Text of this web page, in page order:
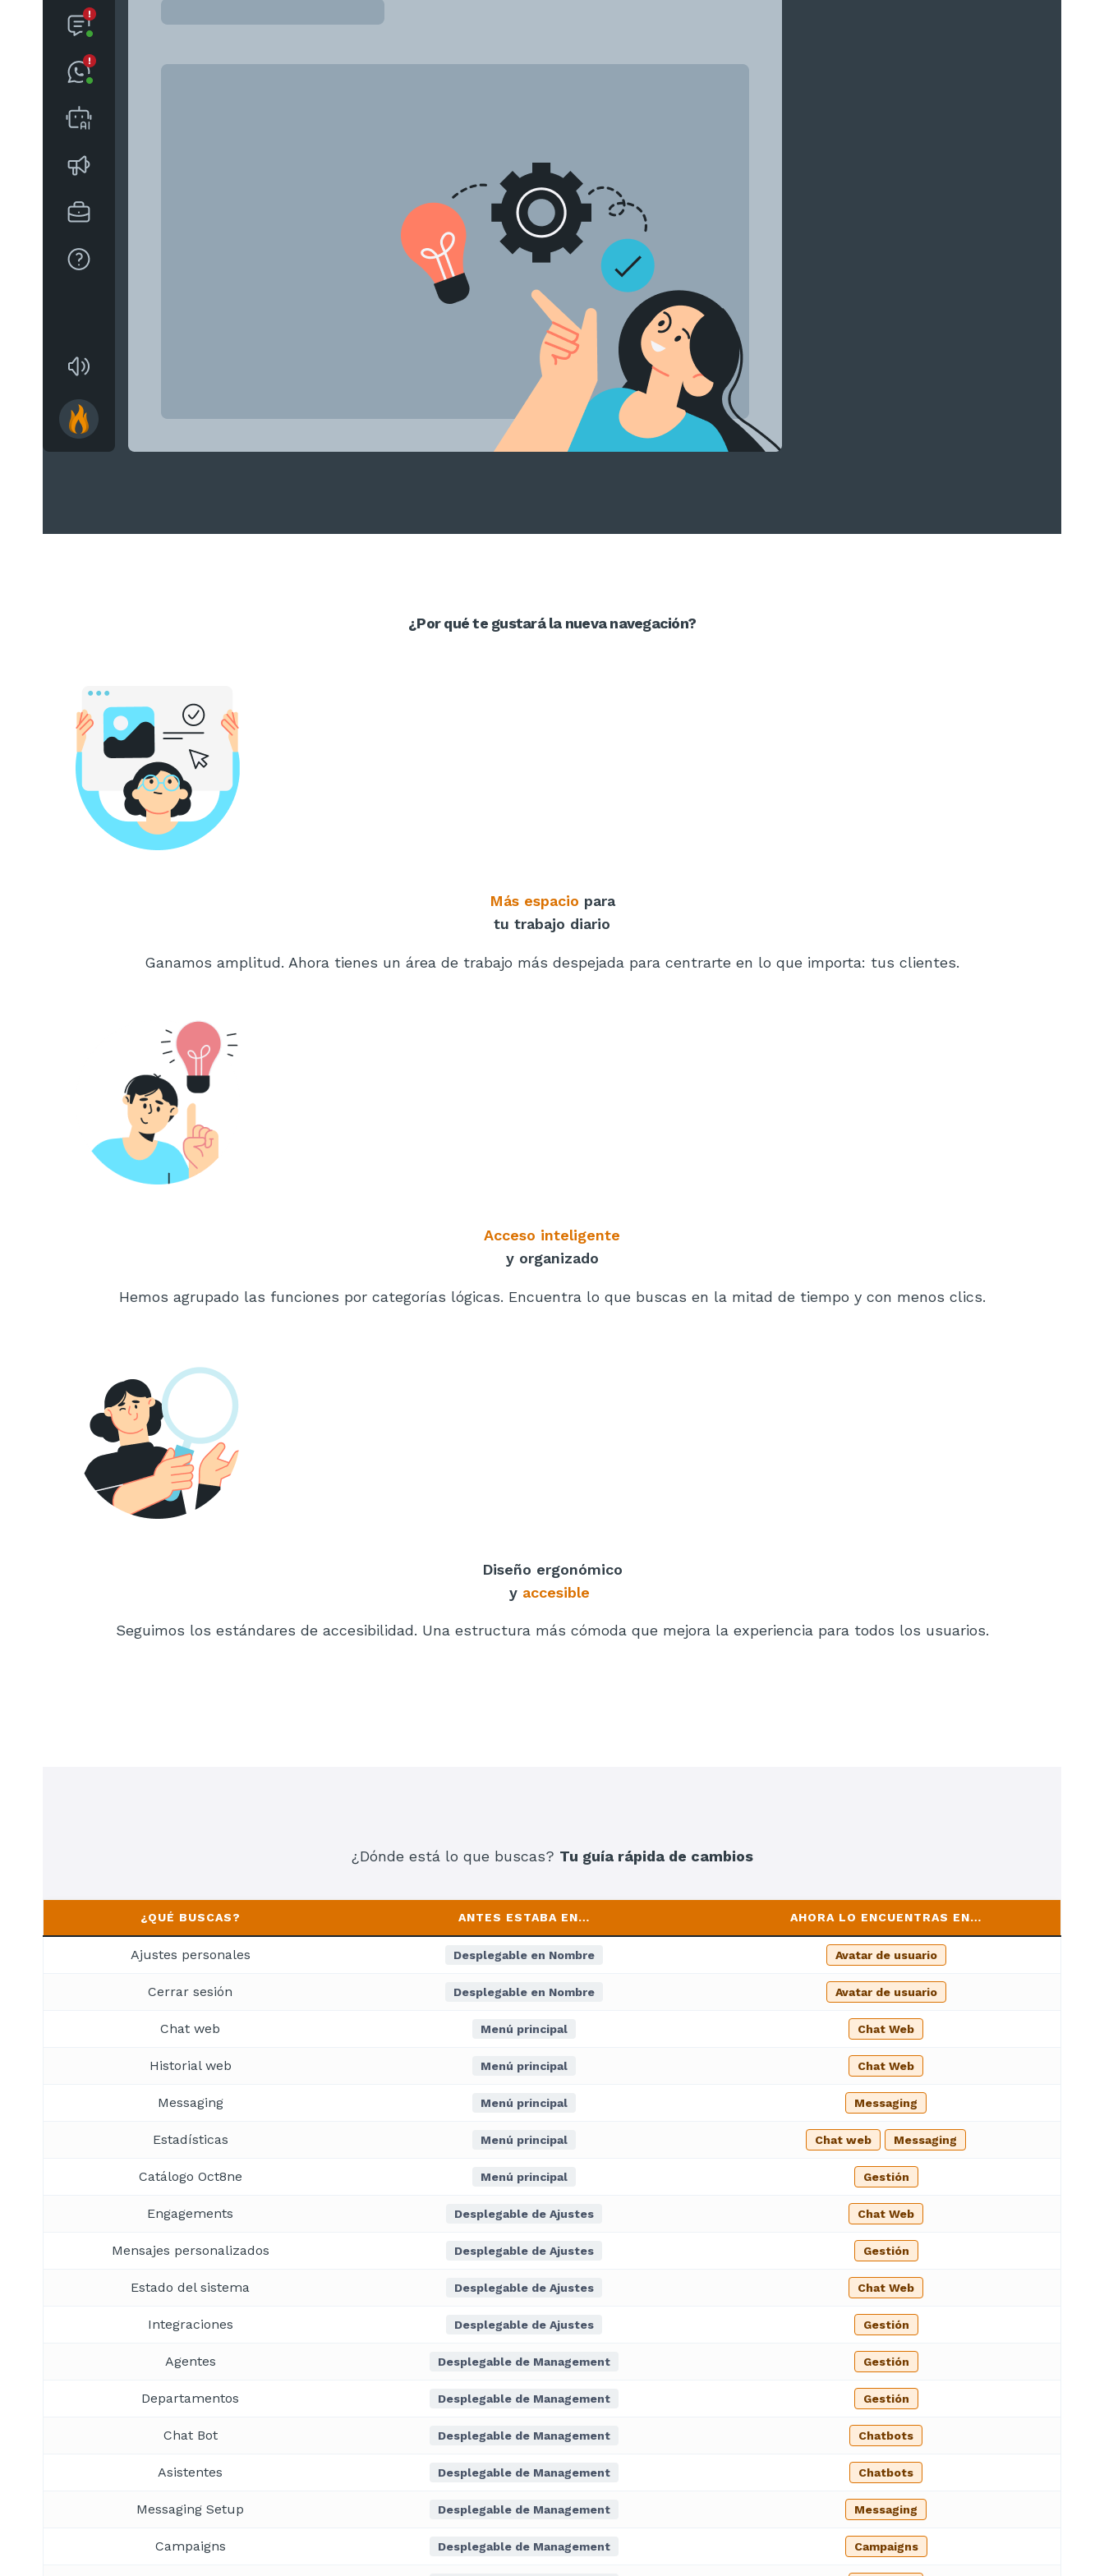
¿Por qué te gustará la nueva navegación?
Más espacio para
tu trabajo diario
Ganamos amplitud. Ahora tienes un área de trabajo más despejada para centrarte en lo que importa: tus clientes.
Acceso inteligente
y organizado
Hemos agrupado las funciones por categorías lógicas. Encuentra lo que buscas en la mitad de tiempo y con menos clics.
Diseño ergonómico
y accesible
Seguimos los estándares de accesibilidad. Una estructura más cómoda que mejora la experiencia para todos los usuarios.
¿Dónde está lo que buscas? Tu guía rápida de cambios
¿QUÉ BUSCAS? ANTES ESTABA EN… AHORA LO ENCUENTRAS EN…
Ajustes personales Desplegable en Nombre Avatar de usuario
Cerrar sesión Desplegable en Nombre Avatar de usuario
Chat web Menú principal Chat Web
Historial web Menú principal Chat Web
Messaging Menú principal Messaging
Estadísticas Menú principal Chat web Messaging
Catálogo Oct8ne Menú principal Gestión
Engagements Desplegable de Ajustes Chat Web
Mensajes personalizados Desplegable de Ajustes Gestión
Estado del sistema Desplegable de Ajustes Chat Web
Integraciones Desplegable de Ajustes Gestión
Agentes Desplegable de Management Gestión
Departamentos Desplegable de Management Gestión
Chat Bot Desplegable de Management Chatbots
Asistentes Desplegable de Management Chatbots
Messaging Setup Desplegable de Management Messaging
Campaigns Desplegable de Management Campaigns